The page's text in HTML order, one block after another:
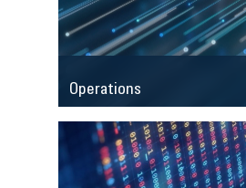
Operations